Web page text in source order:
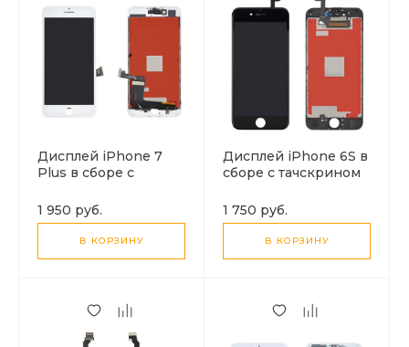
Дисплей iPhone 7
Plus в сборе с
LCD
1 950 руб.
В КОРЗИНУ
Дисплей iPhone 6S в
сборе с тачскрином
1 750 руб.
В КОРЗИНУ